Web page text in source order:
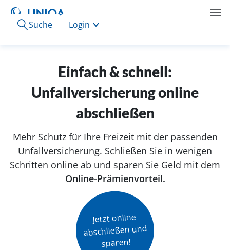
Suche Login
Einfach & schnell:
Unfallversicherung online
abschließen
Mehr Schutz für Ihre Freizeit mit der passenden
Unfallversicherung. Schließen Sie in wenigen
Schritten online ab und sparen Sie Geld mit dem
Online-Prämienvorteil.
Jetzt online
abschließen und
sparen!